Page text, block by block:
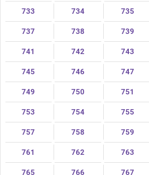
733 734 735
737 738 739
741 742 743
745 746 747
749 750 751
753 754 755
757 758 759
761 762 763
765 766 767